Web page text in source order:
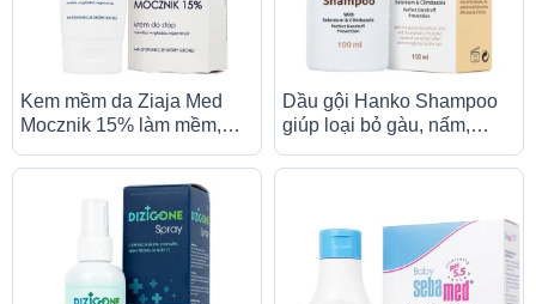
Kem mềm da Ziaja Med
Mocznik 15% làm mềm,
khô (100ml)
Dầu gội Hanko Shampoo
giúp loại bỏ gàu, nấm,